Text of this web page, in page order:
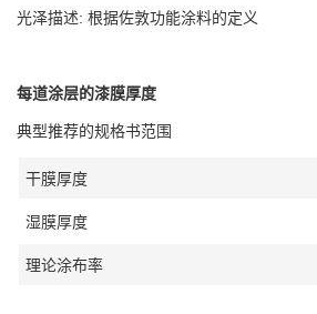
光泽描述: 根据佐敦功能涂料的定义
每道涂层的漆膜厚度
典型推荐的规格书范围
干膜厚度
湿膜厚度
理论涂布率